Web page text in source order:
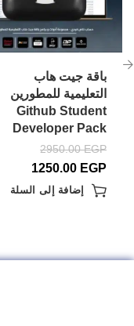
باقة جيت هاب
التعليمية للمطورين
Github Student
Developer Pack
2950.00EGP
1250.00 EGP
إضافة إلى السلة